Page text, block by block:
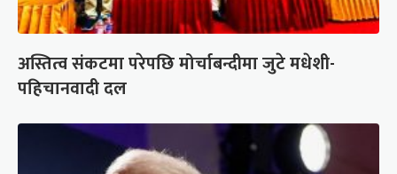
अस्तित्व संकटमा परेपछि मोर्चाबन्दीमा जुटे मधेशी-
पहिचानवादी दल